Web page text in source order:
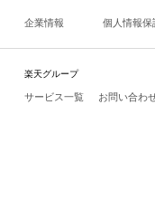
企業情報 個人情報保
楽天グループ
サービス一覧 お問い合わ